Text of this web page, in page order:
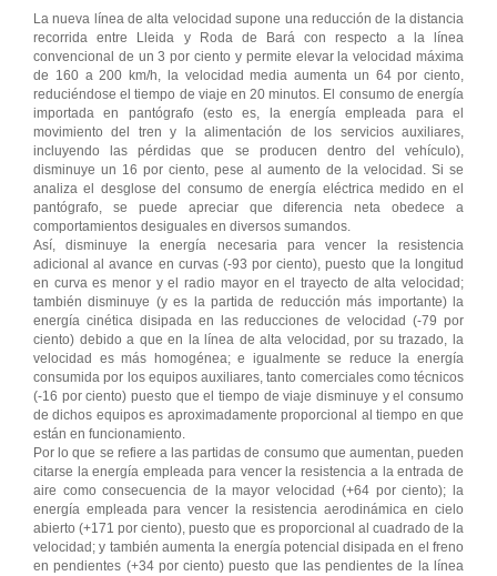
La nueva línea de alta velocidad supone una reducción de la distancia
recorrida entre Lleida y Roda de Bará con respecto a la línea
convencional de un 3 por ciento y permite elevar la velocidad máxima
de 160 a 200 km/h, la velocidad media aumenta un 64 por ciento,
reduciéndose el tiempo de viaje en 20 minutos. El consumo de energía
importada en pantógrafo (esto es, la energía empleada para el
movimiento del tren y la alimentación de los servicios auxiliares,
incluyendo las pérdidas que se producen dentro del vehículo),
disminuye un 16 por ciento, pese al aumento de la velocidad. Si se
analiza el desglose del consumo de energía eléctrica medido en el
pantógrafo, se puede apreciar que diferencia neta obedece a
comportamientos desiguales en diversos sumandos.
Así, disminuye la energía necesaria para vencer la resistencia
adicional al avance en curvas (-93 por ciento), puesto que la longitud
en curva es menor y el radio mayor en el trayecto de alta velocidad;
también disminuye (y es la partida de reducción más importante) la
energía cinética disipada en las reducciones de velocidad (-79 por
ciento) debido a que en la línea de alta velocidad, por su trazado, la
velocidad es más homogénea; e igualmente se reduce la energía
consumida por los equipos auxiliares, tanto comerciales como técnicos
(-16 por ciento) puesto que el tiempo de viaje disminuye y el consumo
de dichos equipos es aproximadamente proporcional al tiempo en que
están en funcionamiento.
Por lo que se refiere a las partidas de consumo que aumentan, pueden
citarse la energía empleada para vencer la resistencia a la entrada de
aire como consecuencia de la mayor velocidad (+64 por ciento); la
energía empleada para vencer la resistencia aerodinámica en cielo
abierto (+171 por ciento), puesto que es proporcional al cuadrado de la
velocidad; y también aumenta la energía potencial disipada en el freno
en pendientes (+34 por ciento) puesto que las pendientes de la línea